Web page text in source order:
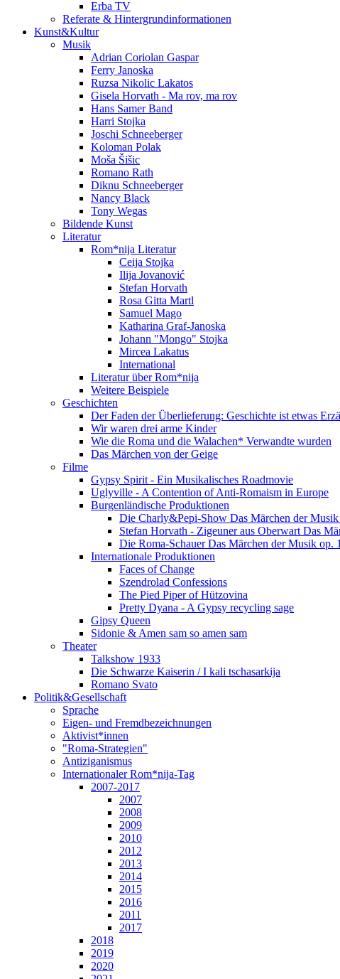
Erba TV
Referate & Hintergrundinformationen
Kunst&Kultur
Musik
Adrian Coriolan Gaspar
Ferry Janoska
Ruzsa Nikolic Lakatos
Gisela Horvath - Ma rov, ma rov
Hans Samer Band
Harri Stojka
Joschi Schneeberger
Koloman Polak
Moša Šišic
Romano Rath
Diknu Schneeberger
Nancy Black
Tony Wegas
Bildende Kunst
Literatur
Rom*nija Literatur
Ceija Stojka
Ilija Jovanović
Stefan Horvath
Rosa Gitta Martl
Samuel Mago
Katharina Graf-Janoska
Johann "Mongo" Stojka
Mircea Lakatus
International
Literatur über Rom*nija
Weitere Beispiele
Geschichten
Der Faden der Überlieferung: Geschichte ist etwas
Wir waren drei arme Kinder
Wie die Roma und die Walachen* Verwandte wurden
Das Märchen von der Geige
Filme
Gypsy Spirit - Ein Musikalisches Roadmovie
Uglyville - A Contention of Anti-Romaism in Europe
Burgenländische Produktionen
Die Charly&Pepi-Show Das Märchen der
Stefan Horvath - Zigeuner aus Oberwart Das
Die Roma-Schauer Das Märchen der Musik op.
Internationale Produktionen
Faces of Change
Szendrolad Confessions
The Pied Piper of Hützovina
Pretty Dyana - A Gypsy recycling sage
Gipsy Queen
Sidonie & Amen sam so amen sam
Theater
Talkshow 1933
Die Schwarze Kaiserin / I kali tschasarkija
Romano Svato
Politik&Gesellschaft
Sprache
Eigen- und Fremdbezeichnungen
Aktivist*innen
"Roma-Strategien"
Antiziganismus
Internationaler Rom*nija-Tag
2007-2017
2007
2008
2009
2010
2012
2013
2014
2015
2016
2011
2017
2018
2019
2020